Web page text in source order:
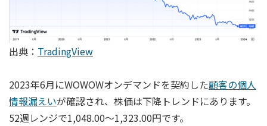
出典： TradingView
2023年6月にWOWOWオンデマンドを契約した顧客の個人
情報漏えいが確認され、株価は下降トレンドにあります。
52週レンジで1,048.00～1,323.00円です。